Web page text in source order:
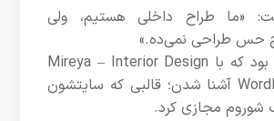
«ما طراح داخلی هستیم، ولی
حس طراحی نمی‌ده.»
از همین نقطه بود که با Mireya – Interior Design
WordPress Theme آشنا شدن؛ قالبی که سایتشون
شو‌روم مجازی کرد.